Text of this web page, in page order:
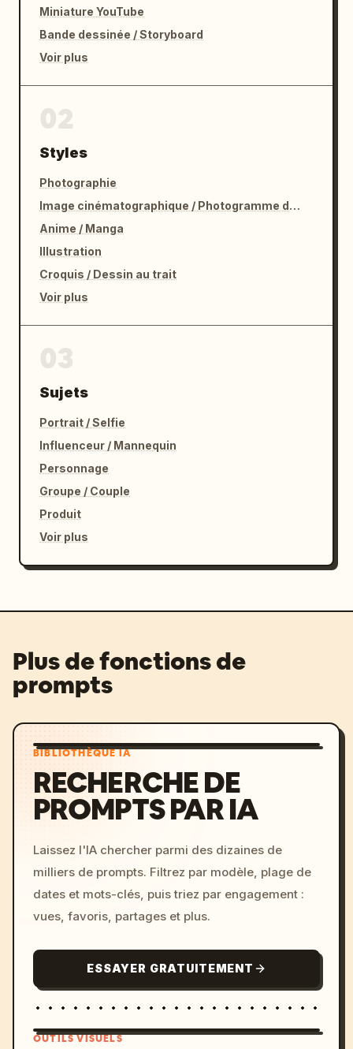
Miniature YouTube
Bande dessinée / Storyboard
Voir plus
Styles
Photographie
Image cinématographique / Photogramme de film
Anime / Manga
Illustration
Croquis / Dessin au trait
Voir plus
Sujets
Portrait / Selfie
Influenceur / Mannequin
Personnage
Groupe / Couple
Produit
Voir plus
Plus de fonctions de
prompts
BIBLIOTHÈQUE IA
RECHERCHE DE
PROMPTS PAR IA
Laissez l'IA chercher parmi des dizaines de
milliers de prompts. Filtrez par modèle, plage de
dates et mots-clés, puis triez par engagement :
vues, favoris, partages et plus.
ESSAYER GRATUITEMENT
OUTILS VISUELS